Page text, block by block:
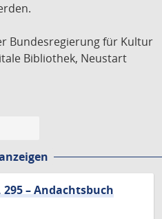
Bundesregierung für Kultur
Bibliothek, Neustart
– Andachtsbuch